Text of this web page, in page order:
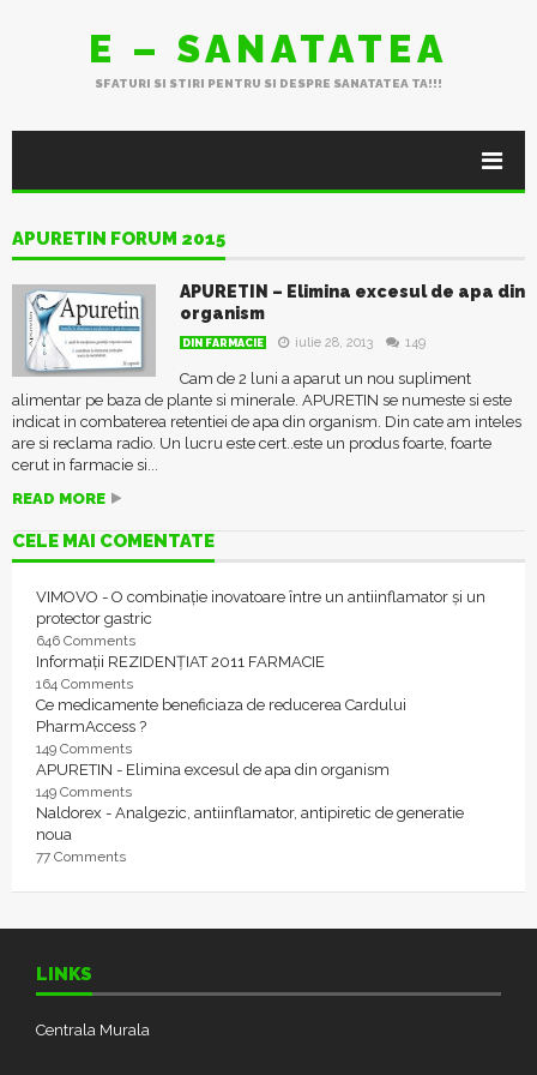
E – SANATATEA
SFATURI SI STIRI PENTRU SI DESPRE SANATATEA TA!!!
APURETIN FORUM 2015
APURETIN – Elimina excesul de apa din
organism
DIN FARMACIE iulie 28, 2013 149
Cam de 2 luni a aparut un nou supliment
alimentar pe baza de plante si minerale. APURETIN se numeste si este
indicat in combaterea retentiei de apa din organism. Din cate am inteles
are si reclama radio. Un lucru este cert..este un produs foarte, foarte
cerut in farmacie si...
READ MORE
CELE MAI COMENTATE
VIMOVO - O combinație inovatoare între un antiinflamator și un
protector gastric
646 Comments
Informații REZIDENȚIAT 2011 FARMACIE
164 Comments
Ce medicamente beneficiaza de reducerea Cardului
PharmAccess ?
149 Comments
APURETIN - Elimina excesul de apa din organism
149 Comments
Naldorex - Analgezic, antiinflamator, antipiretic de generatie
noua
77 Comments
LINKS
Centrala Murala